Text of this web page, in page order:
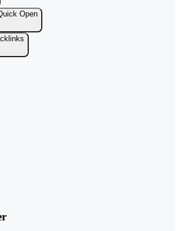
Open